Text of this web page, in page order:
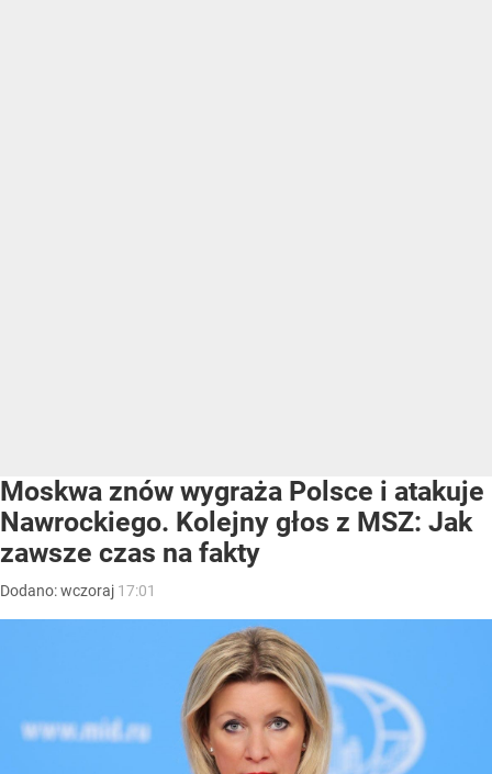
Moskwa znów wygraża Polsce i atakuje
Nawrockiego. Kolejny głos z MSZ: Jak
zawsze czas na fakty
Dodano:wczoraj 17:01